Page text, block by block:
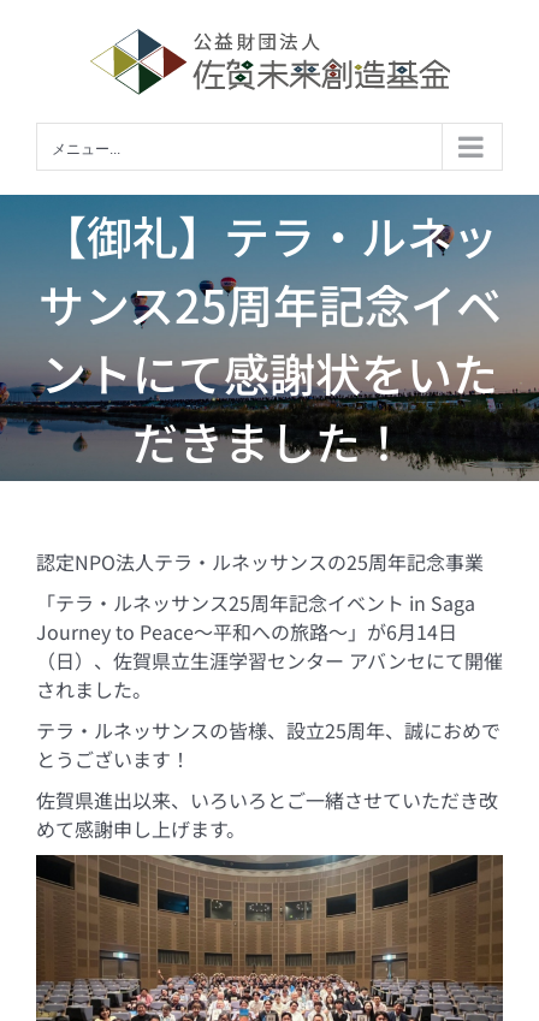
メニュー...
【御礼】テラ・ルネッ
サンス25周年記念イベ
ントにて感謝状をいた
だきました！
認定NPO法人テラ・ルネッサンスの25周年記念事業
「テラ・ルネッサンス25周年記念イベント in Saga
Journey to Peace～平和への旅路～」が6月14日
（日）、佐賀県立生涯学習センター アバンセにて開催
されました。
テラ・ルネッサンスの皆様、設立25周年、誠におめで
とうございます！
佐賀県進出以来、いろいろとご一緒させていただき改
めて感謝申し上げます。